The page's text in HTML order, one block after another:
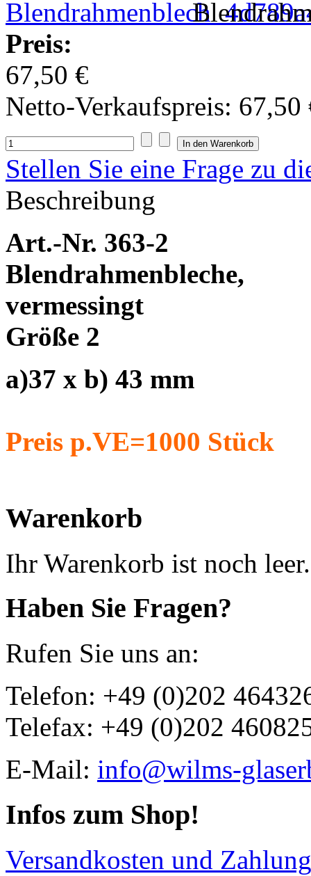
Preis:
67,50 €
Netto-Verkaufspreis: 67,50
Stellen Sie eine Frage zu
Beschreibung
Art.-Nr. 363-2
Blendrahmenbleche,
vermessingt
Größe 2
a)37 x b) 43 mm
Preis p.VE=1000 Stück
Warenkorb
Ihr Warenkorb ist noch leer.
Haben Sie Fragen?
Rufen Sie uns an:
Telefon: +49 (0)202
Telefax: +49 (0)202
E-Mail: info@wilms-
Infos zum Shop!
Versandkosten und